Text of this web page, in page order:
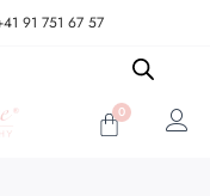
91 751 67 57
0